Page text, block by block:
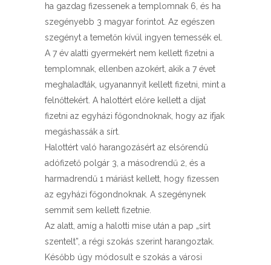
ha gazdag fizessenek a templomnak 6, és ha
szegényebb 3 magyar forintot. Az egészen
szegényt a temetőn kívül ingyen temessék el.
A 7 év alatti gyermekért nem kellett fizetni a
templomnak, ellenben azokért, akik a 7 évet
meghaladták, ugyanannyit kellett fizetni, mint a
felnőttekért. A halottért előre kellett a díjat
fizetni az egyházi főgondnoknak, hogy az ifjak
megáshassák a sírt.
Halottért való harangozásért az elsőrendű
adófizető polgár 3, a másodrendű 2, és a
harmadrendű 1 máriást kellett, hogy fizessen
az egyházi főgondnoknak. A szegénynek
semmit sem kellett fizetnie.
Az alatt, amíg a halotti mise után a pap „sírt
szentelt”, a régi szokás szerint harangoztak.
Később úgy módosult e szokás a városi